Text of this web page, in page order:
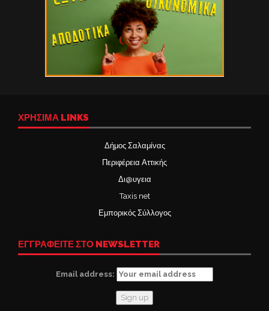
ΧΡΉΣΙΜΑ LINKS
Δήμος Σαλαμίνας
Περιφέρεια Αττικής
Δι@υγεια
Taxis net
Εμπορικός Σύλλογος
ΕΓΓΡΑΦΕΙΤΕ ΣΤΟ NEWSLETTER
Email address: